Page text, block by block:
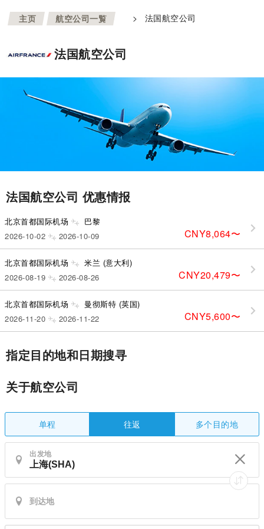
主页 >
航空公司一覧 > 法国航空公司
法国航空公司
法国航空公司 优惠情报
北京首都国际机场 巴黎
CNY8,064〜
2026-10-02 2026-10-09
北京首都国际机场 米兰 (意大利)
CNY20,479〜
2026-08-19 2026-08-26
北京首都国际机场 曼彻斯特 (英国)
CNY5,600〜
2026-11-20 2026-11-22
指定目的地和日期搜寻
关于航空公司
单程 往返 多个目的地
出发地